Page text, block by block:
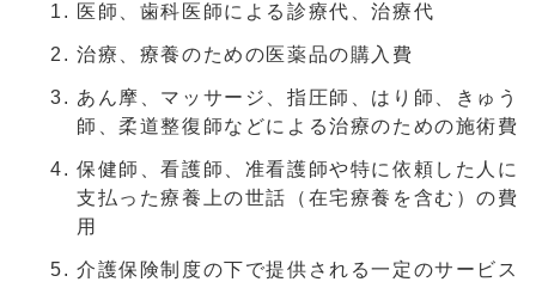
医師、歯科医師による診療代、治療代
治療、療養のための医薬品の購入費
あん摩、マッサージ、指圧師、はり師、きゅう
師、柔道整復師などによる治療のための施術費
保健師、看護師、准看護師や特に依頼した人に
支払った療養上の世話（在宅療養を含む）の費
用
介護保険制度の下で提供される一定のサービス